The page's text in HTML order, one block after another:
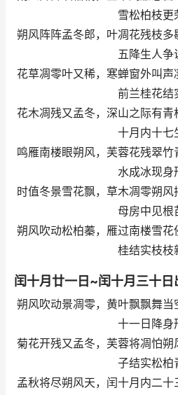
雪松柏枝更
朔风阵阵孟冬郎，叶凋花残枝
五降生人争
花草凋零叶又稀，寒蝉窗外叫
前兰桂花结
花木凋残又孟冬，深山之际有
十月内十七
鸣雁南楼眼朔风，芙蓉花残翠
水成冰现身
时值冬景雪花飘，草木凋零朔
母房中见根
朔风吹动松柏蓁，雁过南楼雪
桂结实枝枝
闰十月廿一日~闰十月三十日
朔风吹动景凋零，黄叶飘飘舞
十一日降身
菊花开残又孟冬，芙蓉将凋怕
子结实松柏
孟秋将尽朔风天，闰十月内二